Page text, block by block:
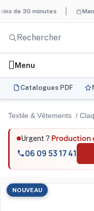
minutes Mandat
Menu
Catalogues PDF
Textile & Vêtements
Urgent ? Production
06 09 53 17 41
NOUVEAU